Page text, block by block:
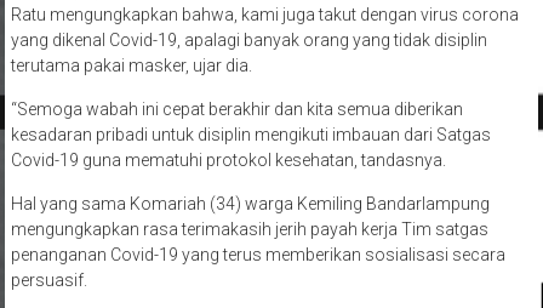
Ratu mengungkapkan bahwa, kami juga takut dengan virus corona
yang dikenal Covid-19, apalagi banyak orang yang tidak disiplin
terutama pakai masker, ujar dia.
“Semoga wabah ini cepat berakhir dan kita semua diberikan
kesadaran pribadi untuk disiplin mengikuti imbauan dari Satgas
Covid-19 guna mematuhi protokol kesehatan, tandasnya.
Hal yang sama Komariah (34) warga Kemiling Bandarlampung
mengungkapkan rasa terimakasih jerih payah kerja Tim satgas
penanganan Covid-19 yang terus memberikan sosialisasi secara
persuasif.